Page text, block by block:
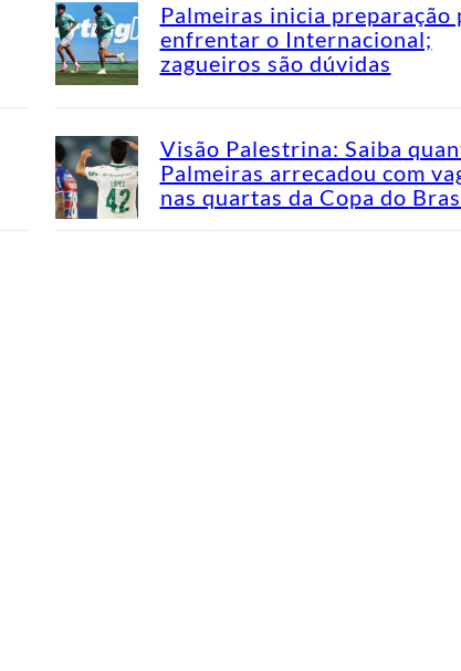
Palmeiras inicia preparação
enfrentar o Internacional;
zagueiros são dúvidas
Visão Palestrina: Saiba
Palmeiras arrecadou com
nas quartas da Copa do